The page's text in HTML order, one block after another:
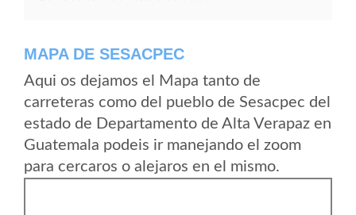
MAPA DE SESACPEC
Aqui os dejamos el Mapa tanto de
carreteras como del pueblo de Sesacpec del
estado de Departamento de Alta Verapaz en
Guatemala podeis ir manejando el zoom
para cercaros o alejaros en el mismo.